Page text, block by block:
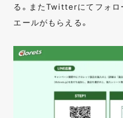
る。またTwitterにてフォロ
エールがもらえる。